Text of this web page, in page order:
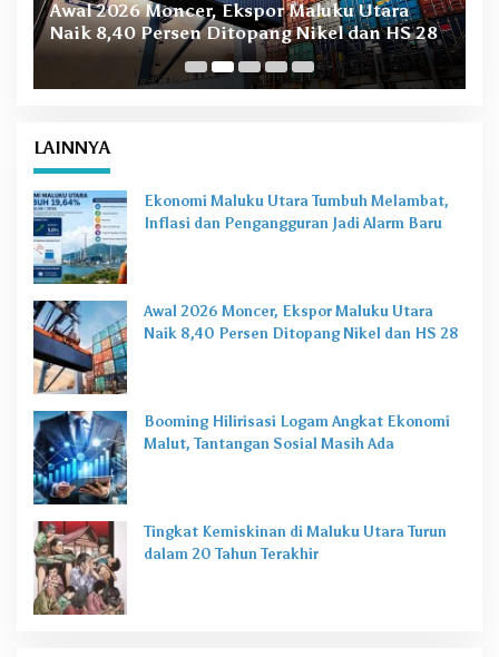
Awal 2026 Moncer, Ekspor Maluku Utara
Naik 8,40 Persen Ditopang Nikel dan HS 28
LAINNYA
Ekonomi Maluku Utara Tumbuh Melambat,
Inflasi dan Pengangguran Jadi Alarm Baru
Awal 2026 Moncer, Ekspor Maluku Utara
Naik 8,40 Persen Ditopang Nikel dan HS 28
Booming Hilirisasi Logam Angkat Ekonomi
Malut, Tantangan Sosial Masih Ada
Tingkat Kemiskinan di Maluku Utara Turun
dalam 20 Tahun Terakhir